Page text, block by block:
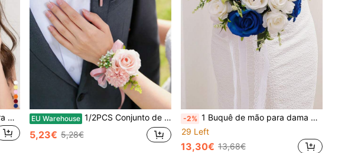
1 peça Acessório de Cabelo para Noiva, Clipe de Cabelo com Broche de Peónia para Fotografia de Despedida de Solteira, Clipe de Cabelo Vintage com Flor Estilo Boémio de Bailarina Flamenca, Clipe de Cabelo Decorativo, Presente de Dia dos Namorados, Clipe de Garra para Cabelo, Material Escolar, Acessórios para Mulher, Viagem, Aniversário EU Warehouse 1/2PCS Conjunto de Boutonnière e Corsage de Pulso de Crisântemo&Rosa, Perfeito para Casamento, Festa, Noite, Dança, Viagem, Aniversário
5,23€ 5,28€
-2% 1 Buquê de mão para dama de honra - Buquê de flores artificiais de 8-9 polegadas, adequado para festa de noiva, cerimónia de casamento, decoração de aniversário
29 Left
13,30€ 13,68€